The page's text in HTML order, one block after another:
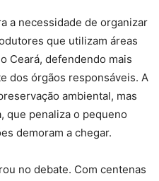
a necessidade de organizar
que utilizam áreas
Ceará, defendendo mais
dos órgãos responsáveis. A
ambiental, mas
que penaliza o pequeno
demoram a chegar.
no debate. Com centenas